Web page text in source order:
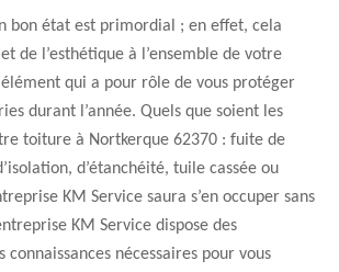
bon état est primordial ; en effet, cela
de l’esthétique à l’ensemble de votre
élément qui a pour rôle de vous protéger
durant l’année. Quels que soient les
toiture à Nortkerque 62370 : fuite de
d’étanchéité, tuile cassée ou
KM Service saura s’en occuper sans
KM Service dispose des
connaissances nécessaires pour vous